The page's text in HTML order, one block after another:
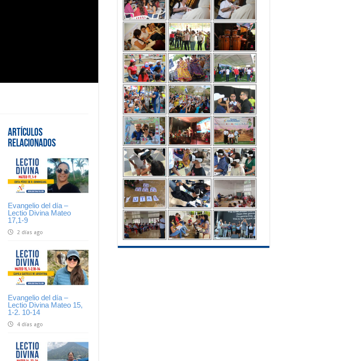
Artículos
Relacionados
Evangelio del día –
Lectio Divina Mateo
17,1-9
2 días ago
Evangelio del día –
Lectio Divina Mateo 15,
1-2. 10-14
4 días ago